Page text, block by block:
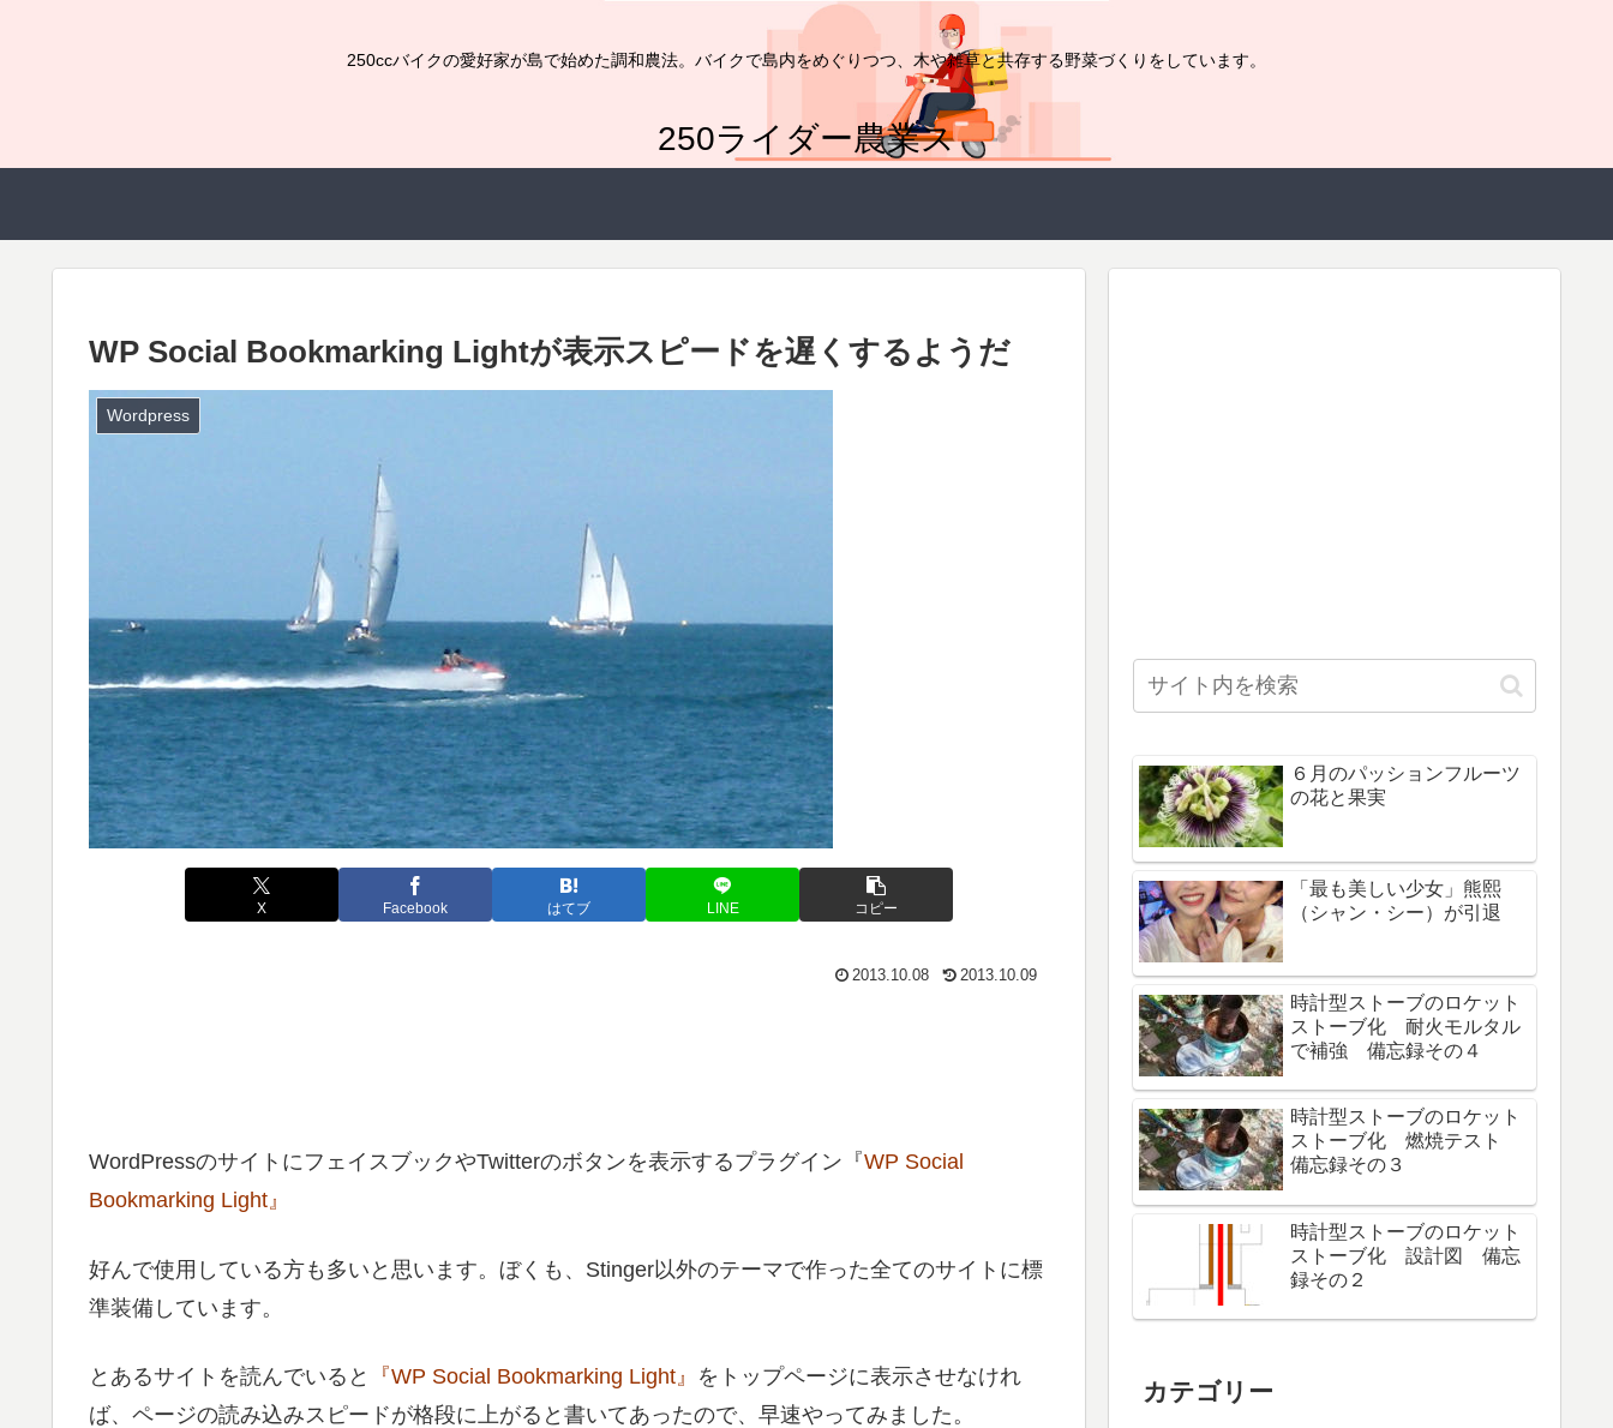
250ccバイクの愛好家が島で始めた調和農法。バイクで島内をめぐりつつ、木や雑草と共存する野菜づくりをしています。
250ライダー農業ス
WP Social Bookmarking Lightが表示スピードを遅くするようだ
Wordpress
X Facebook はてブ LINE コピー
2013.10.08 2013.10.09
WordPressのサイトにフェイスブックやTwitterのボタンを表示するプラグイン『WP Social
Bookmarking Light』
好んで使用している方も多いと思います。ぼくも、Stinger以外のテーマで作った全てのサイトに標
準装備しています。
とあるサイトを読んでいると 『WP Social Bookmarking Light』 をトップページに表示させなけれ
ば、ページの読み込みスピードが格段に上がると書いてあったので、早速やってみました。
６月のパッションフルーツ
の花と果実
「最も美しい少女」熊熙
（シャン・シー）が引退
時計型ストーブのロケット
ストーブ化 耐火モルタル
で補強 備忘録その４
時計型ストーブのロケット
ストーブ化 燃焼テスト
備忘録その３
時計型ストーブのロケット
ストーブ化 設計図 備忘
録その２
カテゴリー